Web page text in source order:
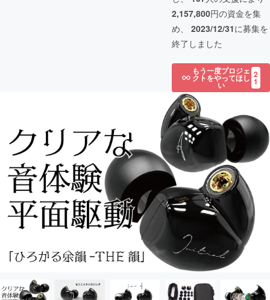
2,157,800円の資金を集
め、 2023/12/31に募集を
終了しました
もう一度プロジェ
クトをやってほし
い
2
1